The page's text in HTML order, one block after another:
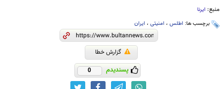
منبع: ایرنا
برچسب ها: اطلس ، امنیتی ، ایران
گزارش خطا
پسندیدم 0